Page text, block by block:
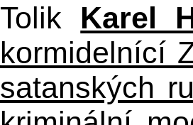
Tolik Karel
kormidelnící
satanských